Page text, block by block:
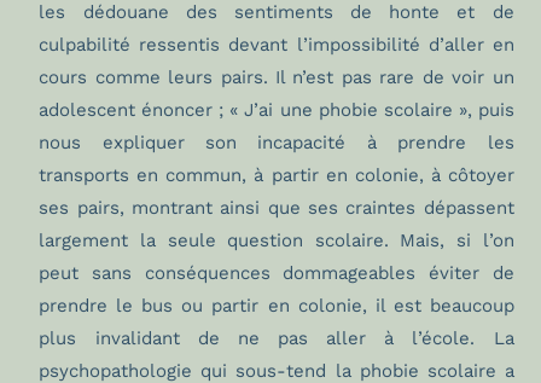
les dédouane des sentiments de honte et de
culpabilité ressentis devant l’impossibilité d’aller en
cours comme leurs pairs. Il n’est pas rare de voir un
adolescent énoncer ; « J’ai une phobie scolaire », puis
nous expliquer son incapacité à prendre les
transports en commun, à partir en colonie, à côtoyer
ses pairs, montrant ainsi que ses craintes dépassent
largement la seule question scolaire. Mais, si l’on
peut sans conséquences dommageables éviter de
prendre le bus ou partir en colonie, il est beaucoup
plus invalidant de ne pas aller à l’école. La
psychopathologie qui sous-tend la phobie scolaire a